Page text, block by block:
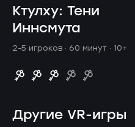
Ктулху: Тени
Иннсмута
2-5 игроков · 60 минут · 10+
Другие VR-игры